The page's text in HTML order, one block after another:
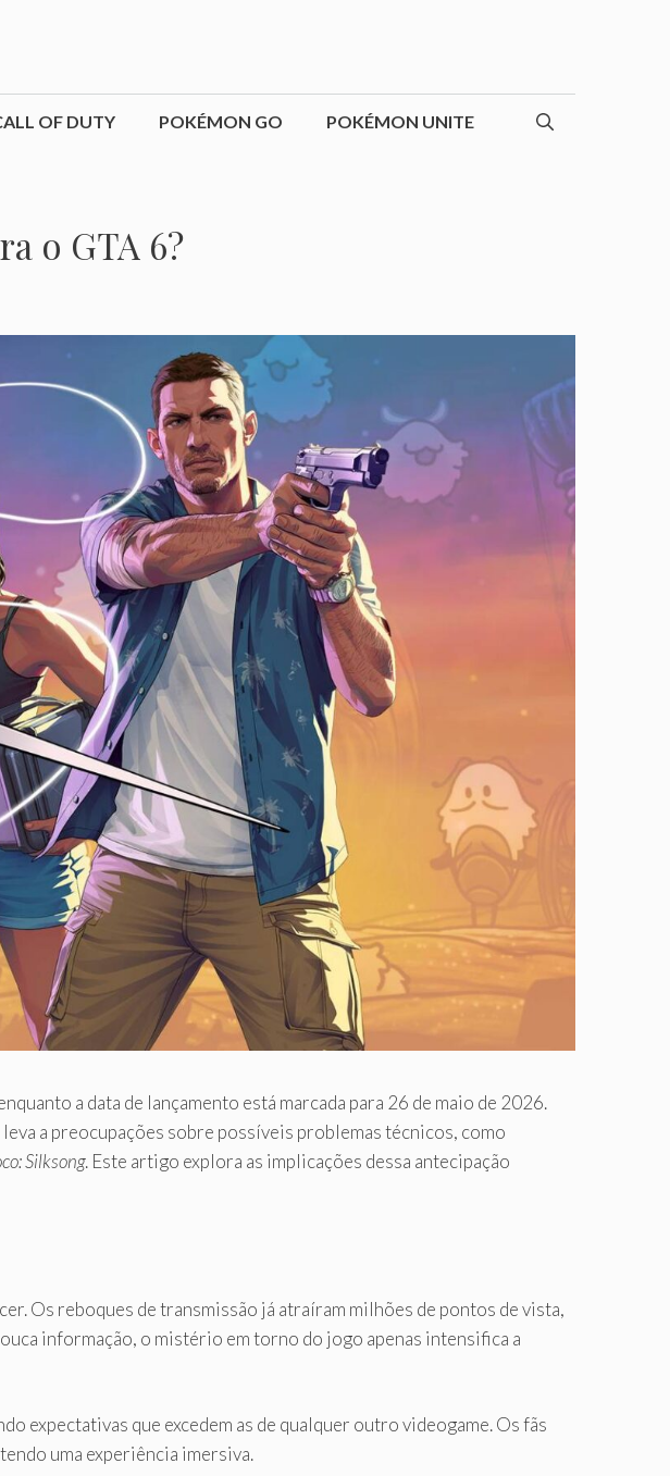
OF DUTY POKÉMON GO POKÉMON UNITE
o GTA 6?
a data de lançamento está marcada para 26 de maio de 2026.
a preocupações sobre possíveis problemas técnicos, como
Silksong. Este artigo explora as implicações dessa antecipação
Os reboques de transmissão já atraíram milhões de pontos de vista,
informação, o mistério em torno do jogo apenas intensifica a
expectativas que excedem as de qualquer outro videogame. Os fãs
uma experiência imersiva.